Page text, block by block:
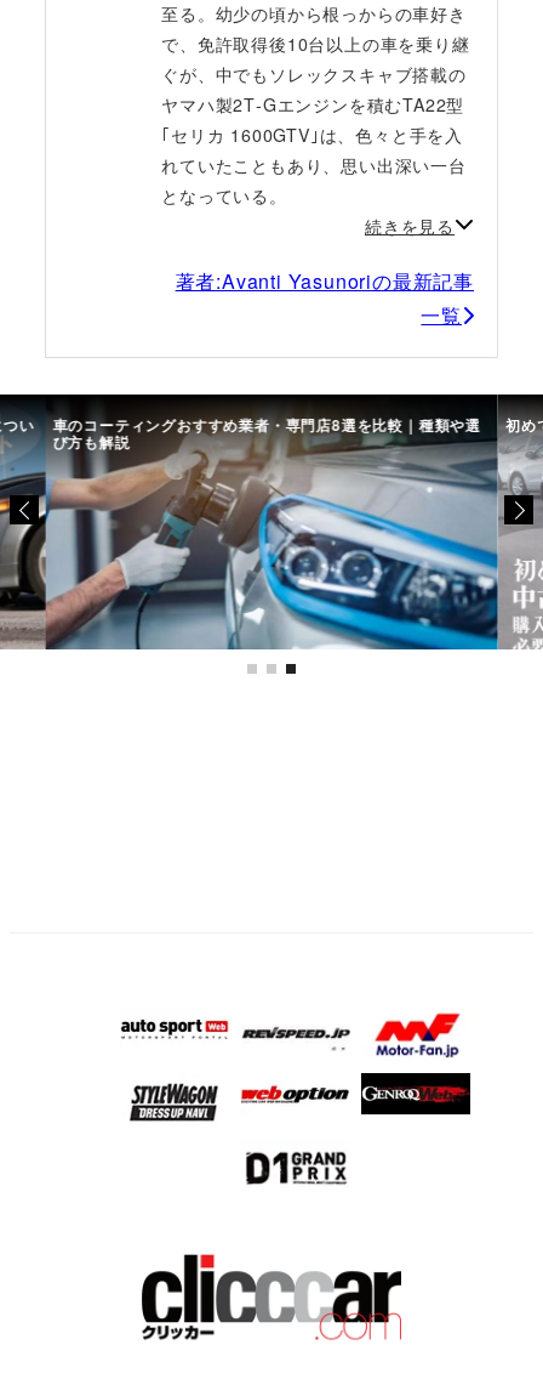
至る。幼少の頃から根っからの車好き
で、免許取得後10台以上の車を乗り継
ぐが、中でもソレックスキャブ搭載の
ヤマハ製2T‐Gエンジンを積むTA22型
｢セリカ 1600GTV｣は、色々と手を入
れていたこともあり、思い出深い一台
となっている。
続きを見る
著者:Avanti Yasunoriの最新記事
一覧
い 車のコーティングおすすめ業者・専門店8選を比較｜種類や選
び方も解説
初め